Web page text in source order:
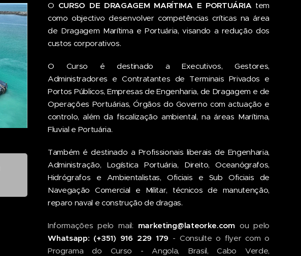
O CURSO DE DRAGAGEM MARÍTIMA E PORTUÁRIAtem
como objectivo desenvolver competências críticas na área
de Dragagem Marítima e Portuária, visando a redução dos
custos corporativos.
O Curso é destinado a Executivos, Gestores,
Administradores e Contratantes de Terminais Privados e
Portos Públicos, Empresas de Engenharia, de Dragagem e de
Operações Portuárias, Órgãos do Governo com actuação e
controlo, além da fiscalização ambiental, na áreas Marítima,
Fluvial e Portuária.
​Também é destinado a Profissionais liberais de Engenharia,
Administração, Logística Portuária, Direito, Oceanógrafos,
Hidrógrafos e Ambientalistas, Oficiais e Sub Oficiais de
Navegação Comercial e Militar, técnicos de manutenção,
reparo naval e construção de dragas.
Informações pelo mail: marketing@lateorke.comou pelo
Whatsapp: (+351) 916 229 179 - Consulte o flyer com o
Programa do Curso - Angola, Brasil, Cabo Verde,